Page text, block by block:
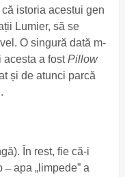
istoria acestui gen
Lumier, să se
O singură dată m-
acesta a fostPillow
și de atunci parcă
În rest, fie că-i
apa „limpede” a